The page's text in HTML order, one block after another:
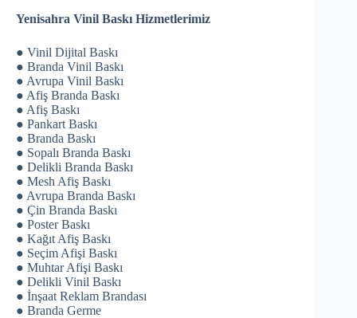
Yenisahra Vinil Baskı Hizmetlerimiz
● Vinil Dijital Baskı
● Branda Vinil Baskı
● Avrupa Vinil Baskı
● Afiş Branda Baskı
● Afiş Baskı
● Pankart Baskı
● Branda Baskı
● Sopalı Branda Baskı
● Delikli Branda Baskı
● Mesh Afiş Baskı
● Avrupa Branda Baskı
● Çin Branda Baskı
● Poster Baskı
● Kağıt Afiş Baskı
● Seçim Afişi Baskı
● Muhtar Afişi Baskı
● Delikli Vinil Baskı
● İnşaat Reklam Brandası
● Branda Germe